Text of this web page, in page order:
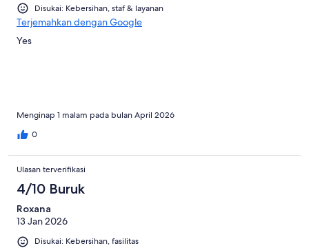
Disukai: Kebersihan, staf & layanan
Terjemahkan dengan Google
Yes
Menginap 1 malam pada bulan April 2026
0
Ulasan terverifikasi
4/10 Buruk
Roxana
13 Jan 2026
Disukai: Kebersihan, fasilitas